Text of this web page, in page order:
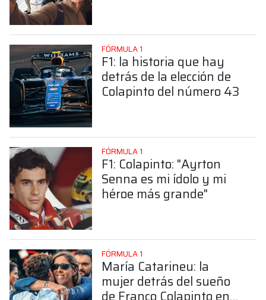
FÓRMULA 1
F1: la historia que hay
detrás de la elección de
Colapinto del número 43
FÓRMULA 1
F1: Colapinto: "Ayrton
Senna es mi ídolo y mi
héroe más grande"
FÓRMULA 1
María Catarineu: la
mujer detrás del sueño
de Franco Colapinto en